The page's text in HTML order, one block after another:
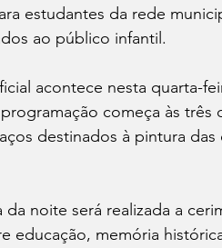
estudantes da rede
ao público infantil.
acontece nesta quarta-
começa às
destinados à pintura
da noite será realizada a
educação, memória